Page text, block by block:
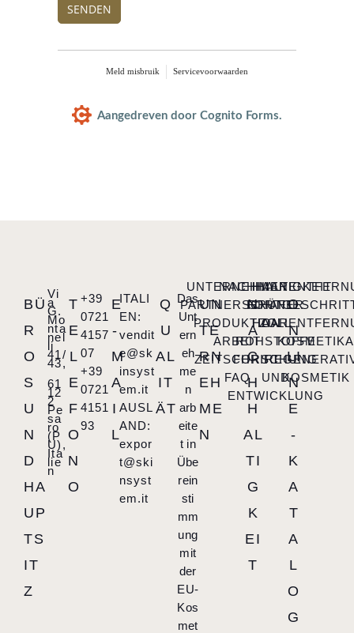
SENDEN
Meld misbruik Servicevoorwaarden
Aangedreven door Cognito Forms.
BÜ
R
O
S
U
N
D
HA
UP
TS
IT
Z
Vi
a
G.
Mo
nta
nel
li
41/
43,
61
12
2
Pe
sa
ro
(P
U),
Ita
lie
n
T
E
L
E
F
O
N
O
+39
0721
4157
07
+39
0721
4151
93
E
-
M
A
I
L
ITALI
EN:
vendit
e@sk
insyst
em.it
AUSL
AND:
expor
t@ski
nsyst
em.it
Q
U
AL
IT
ÄT
Das
Unt
ern
eh
me
n
arb
eite
t in
Übe
rein
sti
mm
ung
mit
der
EU-
Kos
met
UN
TE
RN
EH
ME
N
UNTERNEHMEN
PARTNERSCHAFT
PRODUKTION
ARBEIT
ZEITSCHRIFT
FAQ
N
A
C
H
H
AL
TI
G
K
EI
T
NACHHALTIGKEIT
GRÜNER
ZOLL
ROHSTOFFE
FORSCHUNG
UND
ENTWICKLUNG
O
N
LI
N
E
-
K
A
T
A
L
O
G
KOSMETIKA
KOSMETIK